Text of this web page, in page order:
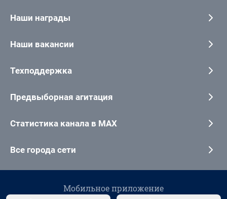
Наши награды
Наши вакансии
Техподдержка
Предвыборная агитация
Статистика канала в MAX
Все города сети
Мобильное приложение